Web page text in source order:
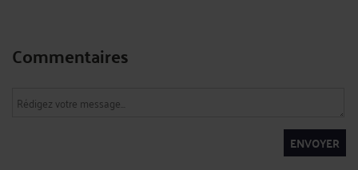
Commentaires
ENVOYER